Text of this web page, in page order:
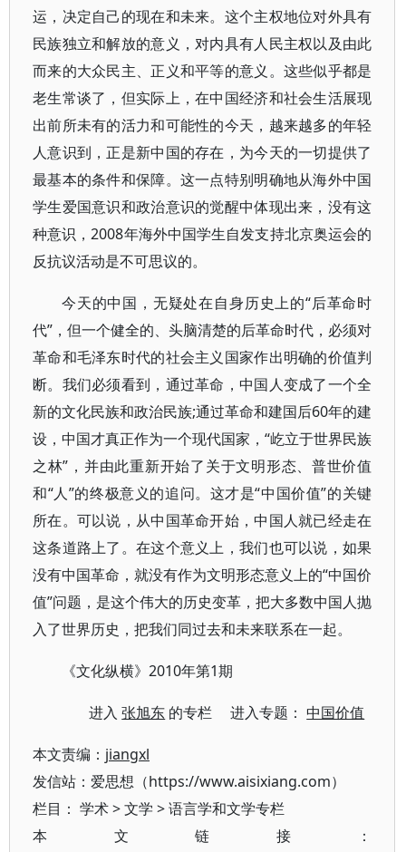
运，决定自己的现在和未来。这个主权地位对外具有
民族独立和解放的意义，对内具有人民主权以及由此
而来的大众民主、正义和平等的意义。这些似乎都是
老生常谈了，但实际上，在中国经济和社会生活展现
出前所未有的活力和可能性的今天，越来越多的年轻
人意识到，正是新中国的存在，为今天的一切提供了
最基本的条件和保障。这一点特别明确地从海外中国
学生爱国意识和政治意识的觉醒中体现出来，没有这
种意识，2008年海外中国学生自发支持北京奥运会的
反抗议活动是不可思议的。
今天的中国，无疑处在自身历史上的“后革命时
代”，但一个健全的、头脑清楚的后革命时代，必须对
革命和毛泽东时代的社会主义国家作出明确的价值判
断。我们必须看到，通过革命，中国人变成了一个全
新的文化民族和政治民族;通过革命和建国后60年的建
设，中国才真正作为一个现代国家，“屹立于世界民族
之林”，并由此重新开始了关于文明形态、普世价值
和“人”的终极意义的追问。这才是“中国价值”的关键
所在。可以说，从中国革命开始，中国人就已经走在
这条道路上了。在这个意义上，我们也可以说，如果
没有中国革命，就没有作为文明形态意义上的“中国价
值”问题，是这个伟大的历史变革，把大多数中国人抛
入了世界历史，把我们同过去和未来联系在一起。
《文化纵横》2010年第1期
进入张旭东 的专栏 进入专题：中国价值
本文责编： jiangxl
发信站：爱思想（https://www.aisixiang.com）
栏目： 学术>文学 >语言学和文学专栏
本文链接：